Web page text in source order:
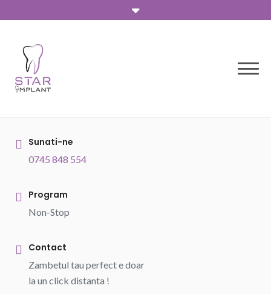
to
Sunati-ne
0745 848 554
Program
Non-Stop
Contact
Zambetul tau perfect e doar
la un click distanta !